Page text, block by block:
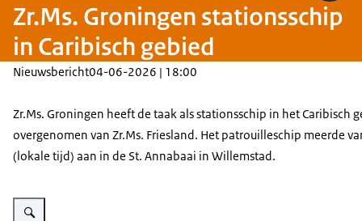
Zr.Ms. Groningen stationsschip
in Caribisch gebied
Nieuwsbericht04-06-2026 | 18:00
Zr.Ms. Groningen heeft de taak als stationsschip in het Caribisch
overgenomen van Zr.Ms. Friesland. Het patrouilleschip meerde
(lokale tijd) aan in de St. Annabaai in Willemstad.
Vergroot afbeelding Een schip vaart de baan van Curacao binnen.